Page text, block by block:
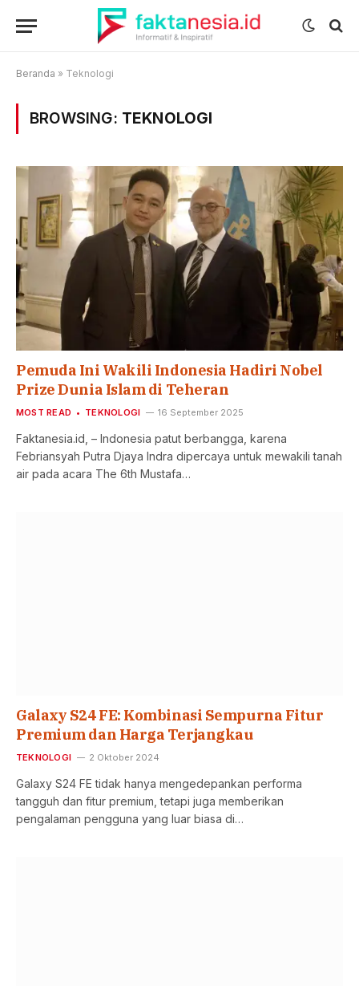
Beranda » Teknologi
BROWSING: TEKNOLOGI
Pemuda Ini Wakili Indonesia Hadiri Nobel
Prize Dunia Islam di Teheran
MOST READ TEKNOLOGI 16 September 2025
Faktanesia.id, – Indonesia patut berbangga, karena
Febriansyah Putra Djaya Indra dipercaya untuk mewakili tanah
air pada acara The 6th Mustafa…
Galaxy S24 FE: Kombinasi Sempurna Fitur
Premium dan Harga Terjangkau
TEKNOLOGI 2 Oktober 2024
Galaxy S24 FE tidak hanya mengedepankan performa
tangguh dan fitur premium, tetapi juga memberikan
pengalaman pengguna yang luar biasa di…